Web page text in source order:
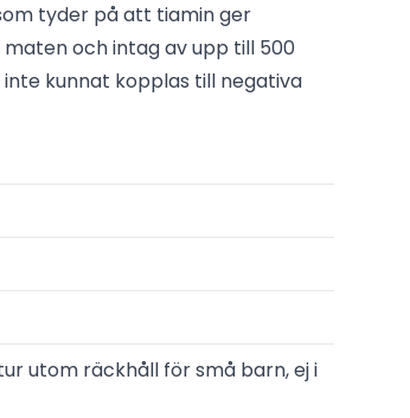
tyder på att tiamin ger
och intag av upp till 500
kunnat kopplas till negativa
utom räckhåll för små barn, ej i